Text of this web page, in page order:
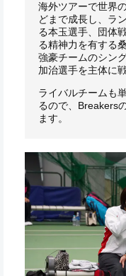
海外ツアーで世界
どまで成長し、ラ
る本玉選手、団体
る精神力を有する
強豪チームのシン
加治選手を主体に
ライバルチームも
るので、Breakers
ます。